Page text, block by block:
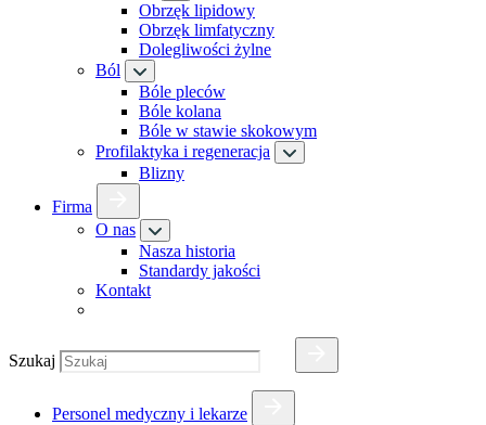
Obrzęk lipidowy
Obrzęk limfatyczny
Dolegliwości żylne
Ból
Bóle pleców
Bóle kolana
Bóle w stawie skokowym
Profilaktyka i regeneracja
Blizny
Firma
O nas
Nasza historia
Standardy jakości
Kontakt
Szukaj
Personel medyczny i lekarze